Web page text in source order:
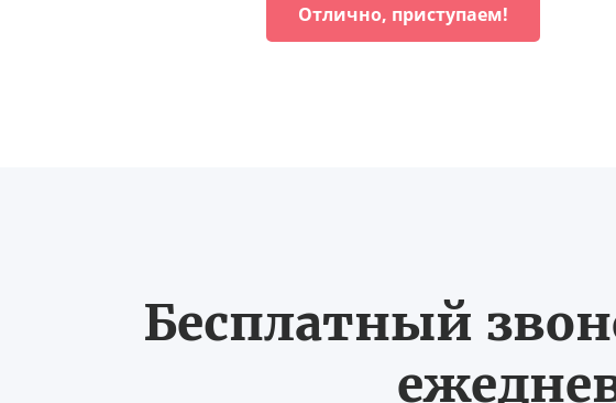
Отлично, приступаем!
Бесплатный